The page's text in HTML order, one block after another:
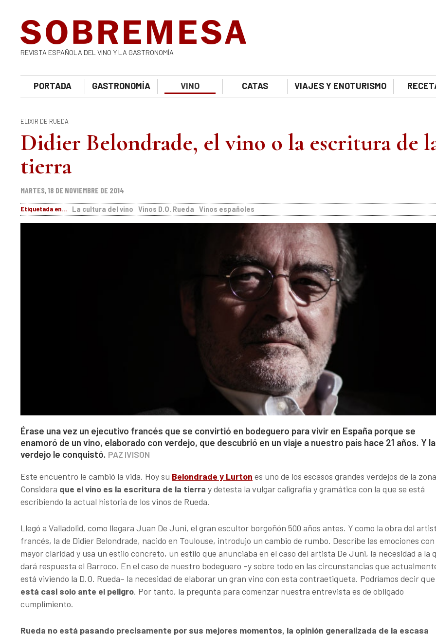
REVISTA ESPAÑOLA DEL VINO Y LA GASTRONOMÍA
PORTADA GASTRONOMÍA VINO CATAS VIAJES Y ENOTURISMO
ELIXIR DE RUEDA
Didier Belondrade, el vino o la escritura de
tierra
MARTES, 18 DE NOVIEMBRE DE 2014
Etiquetada en... La cultura del vino Vinos D.O. Rueda Vinos españoles
Érase una vez un ejecutivo francés que se convirtió en bodeguero para vivir en España porque se
enamoró de un vino, elaborado con verdejo, que descubrió en un viaje a nuestro país hace 21 años. Y la
verdejo le conquistó. PAZ IVISON
Este encuentro le cambió la vida. Hoy su Belondrade y Lurton es uno de los escasos grandes verdejos de la
Considera que el vino es la escritura de la tierra y detesta la vulgar caligrafía y gramática con la que se está
escribiendo la actual historia de los vinos de Rueda.
Llegó a Valladolid, como llegara Juan De Juni, el gran escultor borgoñón 500 años antes. Y como la obra del
francés, la de Didier Belondrade, nacido en Toulouse, introdujo un cambio de rumbo. Describe las emociones con
mayor claridad y usa un estilo concreto, un estilo que anunciaba en el caso del artista De Juni, la necesidad a la
dará respuesta el Barroco. En el caso de nuestro bodeguero –y sobre todo en las circunstancias que
está viviendo la D.O. Rueda– la necesidad de elaborar un gran vino con esta contraetiqueta. Podríamos decir que
está casi solo ante el peligro. Por tanto, la pregunta para comenzar nuestra entrevista es de obligado
cumplimiento.
Rueda no está pasando precisamente por sus mejores momentos, la opinión generalizada de la escasa